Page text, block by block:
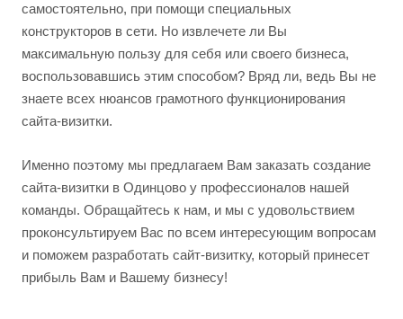
самостоятельно, при помощи специальных
конструкторов в сети. Но извлечете ли Вы
максимальную пользу для себя или своего бизнеса,
воспользовавшись этим способом? Вряд ли, ведь Вы не
знаете всех нюансов грамотного функционирования
сайта-визитки.
Именно поэтому мы предлагаем Вам заказать создание
сайта-визитки в Одинцово у профессионалов нашей
команды. Обращайтесь к нам, и мы с удовольствием
проконсультируем Вас по всем интересующим вопросам
и поможем разработать сайт-визитку, который принесет
прибыль Вам и Вашему бизнесу!